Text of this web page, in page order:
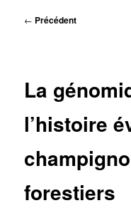
principal
Navigation
← Précédent
La
l’histoire
forestiers